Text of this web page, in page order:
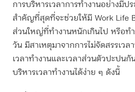
การบริหารเวลาการทำงานอย่างมีป
สำคัญที่สุดที่จะช่วยให้มี Work Life
ส่วนใหญ่ที่ทำงานหนักเกินไป หรือทำ
วัน มีสาเหตุมาจากการไม่จัดสรรเวล
เวลาทำงานและเวลาส่วนตัวปะปนกั
บริหารเวลาทำงานได้ง่าย ๆ ดังนี้